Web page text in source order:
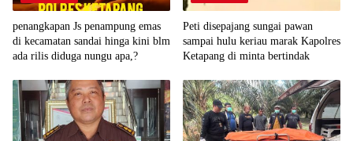
penangkapan Js penampung emas
di kecamatan sandai hinga kini blm
ada rilis diduga nungu apa,?
Peti disepajang sungai pawan
sampai hulu keriau marak Kapolres
Ketapang di minta bertindak